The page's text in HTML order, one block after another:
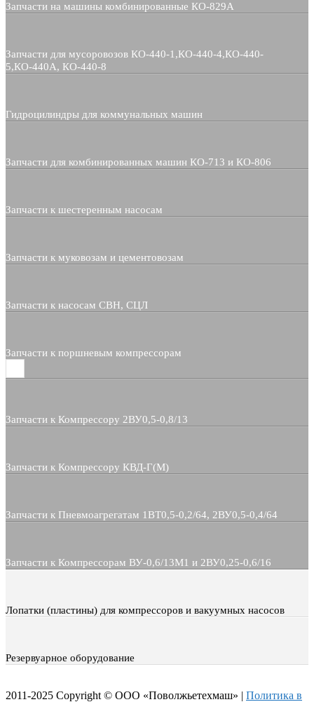
Запчасти на машины комбинированные КО-829А
Запчасти для мусоровозов КО-440-1,КО-440-4,КО-440-
5,КО-440А, КО-440-8
Гидроцилиндры для коммунальных машин
Запчасти для комбинированных машин КО-713 и КО-806
Запчасти к шестеренным насосам
Запчасти к муковозам и цементовозам
Запчасти к насосам СВН, СЦЛ
Запчасти к поршневым компрессорам
Запчасти к Компрессору 2ВУ0,5-0,8/13
Запчасти к Компрессору КВД-Г(М)
Запчасти к Пневмоагрегатам 1ВТ0,5-0,2/64, 2ВУ0,5-0,4/64
Запчасти к Компрессорам ВУ-0,6/13М1 и 2ВУ0,25-0,6/16
Лопатки (пластины) для компрессоров и вакуумных насосов
Резервуарное оборудование
2011-2025 Copyright © ООО «Поволжьетехмаш» | Политика в